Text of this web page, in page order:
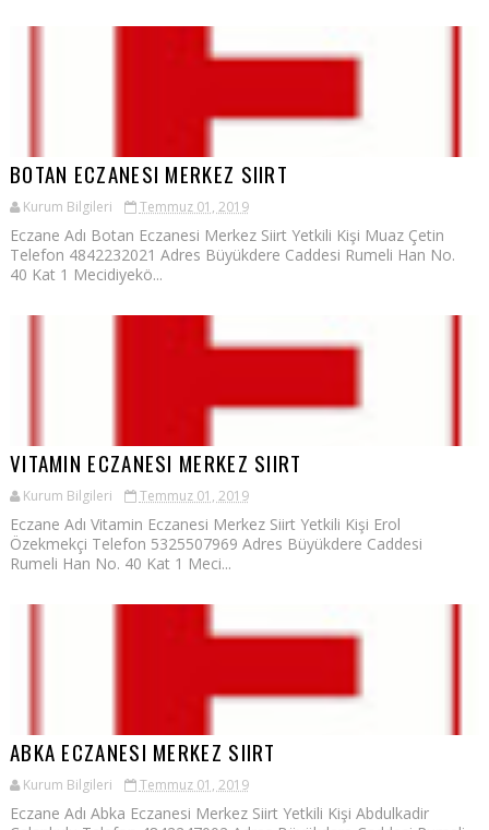
BOTAN ECZANESI MERKEZ SIIRT
Kurum Bilgileri Temmuz 01, 2019
Eczane Adı Botan Eczanesi Merkez Siirt Yetkili Kişi Muaz Çetin
Telefon 4842232021 Adres Büyükdere Caddesi Rumeli Han No.
40 Kat 1 Mecidiyekö...
VITAMIN ECZANESI MERKEZ SIIRT
Kurum Bilgileri Temmuz 01, 2019
Eczane Adı Vitamin Eczanesi Merkez Siirt Yetkili Kişi Erol
Özekmekçi Telefon 5325507969 Adres Büyükdere Caddesi
Rumeli Han No. 40 Kat 1 Meci...
ABKA ECZANESI MERKEZ SIIRT
Kurum Bilgileri Temmuz 01, 2019
Eczane Adı Abka Eczanesi Merkez Siirt Yetkili Kişi Abdulkadir